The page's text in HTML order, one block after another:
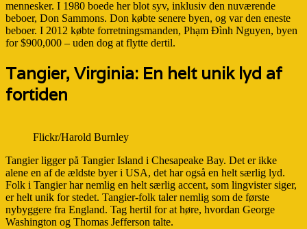
mennesker. I 1980 boede her blot syv, inklusiv den nuværende
beboer, Don Sammons. Don købte senere byen, og var den eneste
beboer. I 2012 købte forretningsmanden, Phạm Đình Nguyen, byen
for $900,000 – uden dog at flytte dertil.
Tangier, Virginia: En helt unik lyd af
fortiden
Flickr/Harold Burnley
Tangier ligger på Tangier Island i Chesapeake Bay. Det er ikke
alene en af de ældste byer i USA, det har også en helt særlig lyd.
Folk i Tangier har nemlig en helt særlig accent, som lingvister siger,
er helt unik for stedet. Tangier-folk taler nemlig som de første
nybyggere fra England. Tag hertil for at høre, hvordan George
Washington og Thomas Jefferson talte.